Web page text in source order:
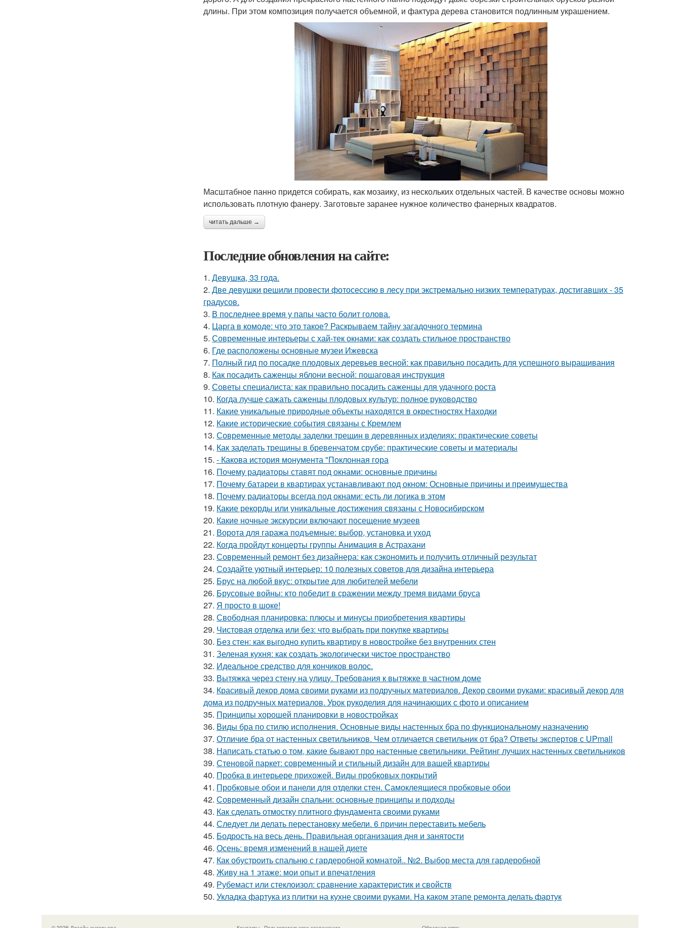
длины. При этом композиция получается объемной, и фактура дерева становится подлинным украшением.
Масштабное панно придется собирать, как мозаику, из нескольких отдельных частей. В качестве основы можно
использовать плотную фанеру. Заготовьте заранее нужное количество фанерных квадратов.
читать дальше →
Последние обновления на сайте:
1. Девушка, 33 года.
2. Две девушки решили провести фотосессию в лесу при экстремально низких температурах, достигавших - 35
градусов.
3. В последнее время у папы часто болит голова.
4. Царга в комоде: что это такое? Раскрываем тайну загадочного термина
5. Современные интерьеры с хай-тек окнами: как создать стильное пространство
6. Где расположены основные музеи Ижевска
7. Полный гид по посадке плодовых деревьев весной: как правильно посадить для успешного выращивания
8. Как посадить саженцы яблони весной: пошаговая инструкция
9. Советы специалиста: как правильно посадить саженцы для удачного роста
10. Когда лучше сажать саженцы плодовых культур: полное руководство
11. Какие уникальные природные объекты находятся в окрестностях Находки
12. Какие исторические события связаны с Кремлем
13. Современные методы заделки трещин в деревянных изделиях: практические советы
14. Как заделать трещины в бревенчатом срубе: практические советы и материалы
15. - Какова история монумента "Поклонная гора
16. Почему радиаторы ставят под окнами: основные причины
17. Почему батареи в квартирах устанавливают под окном: Основные причины и преимущества
18. Почему радиаторы всегда под окнами: есть ли логика в этом
19. Какие рекорды или уникальные достижения связаны с Новосибирском
20. Какие ночные экскурсии включают посещение музеев
21. Ворота для гаража подъемные: выбор, установка и уход
22. Когда пройдут концерты группы Анимация в Астрахани
23. Современный ремонт без дизайнера: как сэкономить и получить отличный результат
24. Создайте уютный интерьер: 10 полезных советов для дизайна интерьера
25. Брус на любой вкус: открытие для любителей мебели
26. Брусовые войны: кто победит в сражении между тремя видами бруса
27. Я просто в шоке!
28. Свободная планировка: плюсы и минусы приобретения квартиры
29. Чистовая отделка или без: что выбрать при покупке квартиры
30. Без стен: как выгодно купить квартиру в новостройке без внутренних стен
31. Зеленая кухня: как создать экологически чистое пространство
32. Идеальное средство для кончиков волос.
33. Вытяжка через стену на улицу. Требования к вытяжке в частном доме
34. Красивый декор дома своими руками из подручных материалов. Декор своими руками: красивый декор для
дома из подручных материалов. Урок рукоделия для начинающих с фото и описанием
35. Принципы хорошей планировки в новостройках
36. Виды бра по стилю исполнения. Основные виды настенных бра по функциональному назначению
37. Отличие бра от настенных светильников. Чем отличается светильник от бра? Ответы экспертов с UPmall
38. Написать статью о том, какие бывают про настенные светильники. Рейтинг лучших настенных светильников
39. Стеновой паркет: современный и стильный дизайн для вашей квартиры
40. Пробка в интерьере прихожей. Виды пробковых покрытий
41. Пробковые обои и панели для отделки стен. Самоклеящиеся пробковые обои
42. Современный дизайн спальни: основные принципы и подходы
43. Как сделать отмостку плитного фундамента своими руками
44. Следует ли делать перестановку мебели. 6 причин переставить мебель
45. Бодрость на весь день. Правильная организация дня и занятости
46. Осень: время изменений в нашей диете
47. Как обустроить спальню с гардеробной комнатой.. №2. Выбор места для гардеробной
48. Живу на 1 этаже: мои опыт и впечатления
49. Рубемаст или стеклоизол: сравнение характеристик и свойств
50. Укладка фартука из плитки на кухне своими руками. На каком этапе ремонта делать фартук